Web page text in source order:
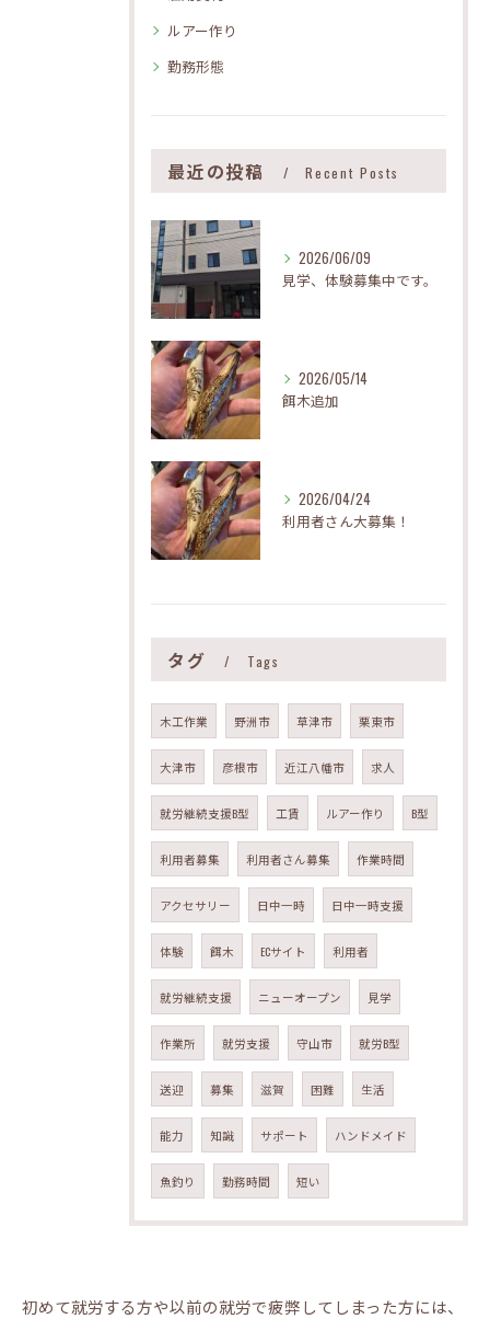
ルアー作り
勤務形態
最近の投稿 Recent Posts
2026/06/09
見学、体験募集中です。
2026/05/14
餌木追加
2026/04/24
利用者さん大募集！
タグ Tags
木工作業 野洲市 草津市 栗東市
大津市 彦根市 近江八幡市 求人
就労継続支援B型 工賃 ルアー作り B型
利用者募集 利用者さん募集 作業時間
アクセサリー 日中一時 日中一時支援
体験 餌木 ECサイト 利用者
就労継続支援 ニューオープン 見学
作業所 就労支援 守山市 就労B型
送迎 募集 滋賀 困難 生活
能力 知識 サポート ハンドメイド
魚釣り 勤務時間 短い
初めて就労する方や以前の就労で疲弊してしまった方には、